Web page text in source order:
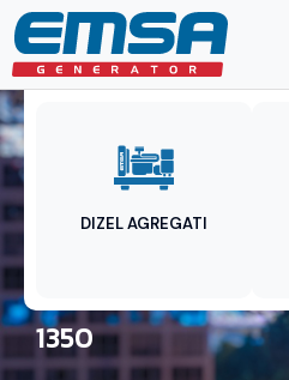
DIZEL AGREGATI
1350